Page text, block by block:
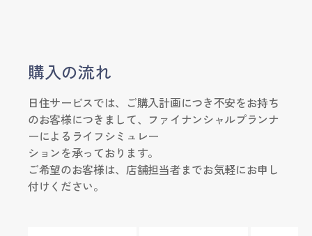
購入の流れ
日住サービスでは、ご購入計画につき不安をお持ち
のお客様につきまして、ファイナンシャルプランナ
ーによるライフシミュレー
ションを承っております。
ご希望のお客様は、店舗担当者までお気軽にお申し
付けください。